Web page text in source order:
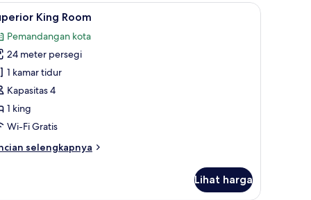
laptop, dan tirai kedap cahaya Superior King Room | Pemandangan kota
9 King Room
Pemandangan kota
24 meter persegi
1 kamar tidur
Kapasitas 4
1 king
Wi-Fi Gratis
selengkapnya
Lihat harga